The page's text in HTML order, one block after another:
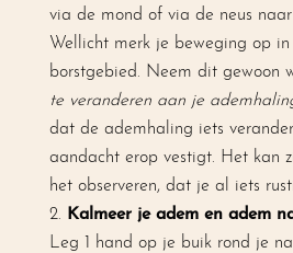
via de mond of via de neus
Wellicht merk je beweging op
borstgebied. Neem dit gewoon
te veranderen aan je
dat de ademhaling iets
aandacht erop vestigt. Het kan
het observeren, dat je al iets
Kalmeer je adem en adem
Leg 1 hand op je buik rond je